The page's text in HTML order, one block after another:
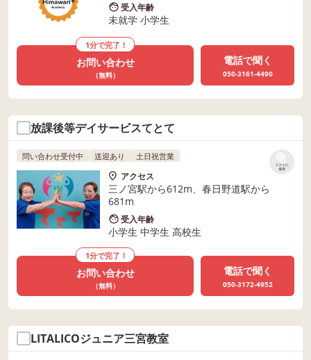
受入年齢
未就学 小学生
1分で完了！
お問い合わせ
（無料）
電話で聞く
050-3161-4490
放課後等デイサービスてとて
リストに
保存
問い合わせ受付中 送迎あり 土日祝営業
アクセス
三ノ宮駅から612m、春日野道駅から
681m
受入年齢
小学生 中学生 高校生
1分で完了！
お問い合わせ
（無料）
電話で聞く
050-3172-4952
LITALICOジュニア三宮教室